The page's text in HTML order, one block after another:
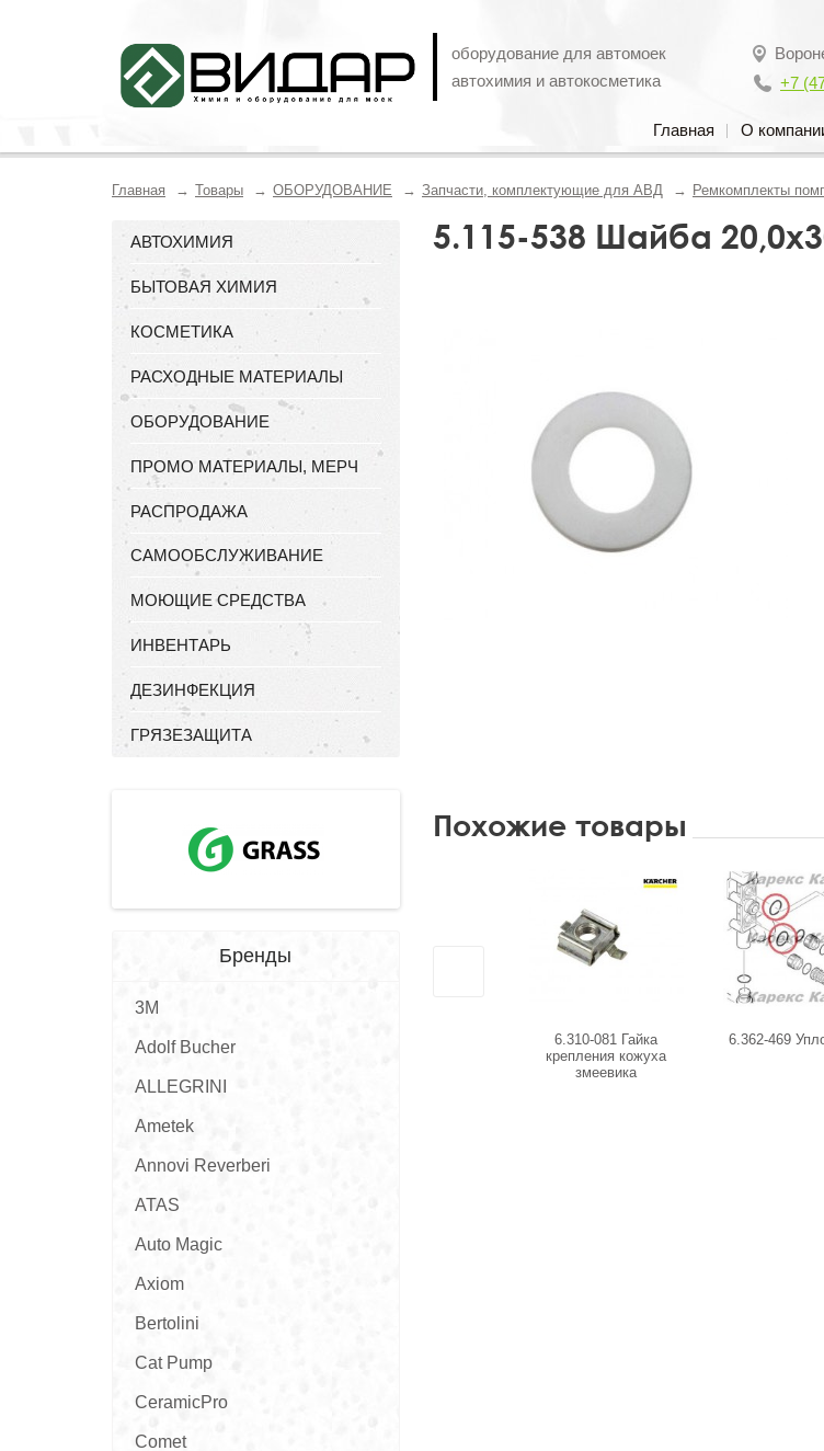
оборудование для автомоек
автохимия и автокосметика
+7
Главная О
Главная Товары ОБОРУДОВАНИЕ Запчасти, комплектующие для АВД Ремкомплекты
АВТОХИМИЯ
БЫТОВАЯ ХИМИЯ
КОСМЕТИКА
РАСХОДНЫЕ МАТЕРИАЛЫ
ОБОРУДОВАНИЕ
ПРОМО МАТЕРИАЛЫ, МЕРЧ
РАСПРОДАЖА
САМООБСЛУЖИВАНИЕ
МОЮЩИЕ СРЕДСТВА
ИНВЕНТАРЬ
ДЕЗИНФЕКЦИЯ
ГРЯЗЕЗАЩИТА
Бренды
3M
Adolf Bucher
ALLEGRINI
Ametek
Annovi Reverberi
ATAS
Auto Magic
Axiom
Bertolini
Cat Pump
CeramicPro
Comet
5.115-538 Шайба
Похожие товары
6.310-081 Гайка
крепления кожуха
змеевика
6.362-469